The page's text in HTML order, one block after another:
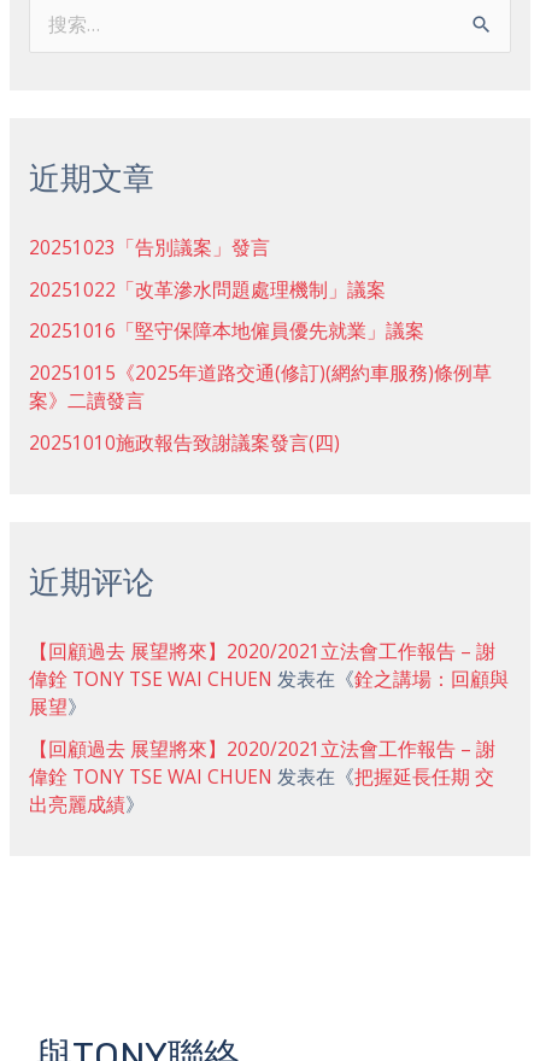
近期文章
20251023「告別議案」發言
20251022「改革滲水問題處理機制」議案
20251016「堅守保障本地僱員優先就業」議案
20251015《2025年道路交通(修訂)(網約車服務)條例草
案》二讀發言
20251010施政報告致謝議案發言(四)
近期评论
【回顧過去 展望將來】2020/2021立法會工作報告 – 謝
偉銓 TONY TSE WAI CHUEN 发表在《銓之講場：回顧與
展望》
【回顧過去 展望將來】2020/2021立法會工作報告 – 謝
偉銓 TONY TSE WAI CHUEN 发表在《把握延長任期 交
出亮麗成績》